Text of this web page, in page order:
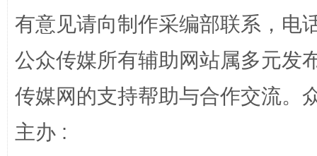
有意见请向制作采编部联系，电
公众传媒所有辅助网站属多元发
传媒网的支持帮助与合作交流。
主办 :